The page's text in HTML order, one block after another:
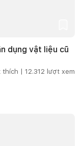
dụng vật liệu cũ
thích | 12.312 lượt xem